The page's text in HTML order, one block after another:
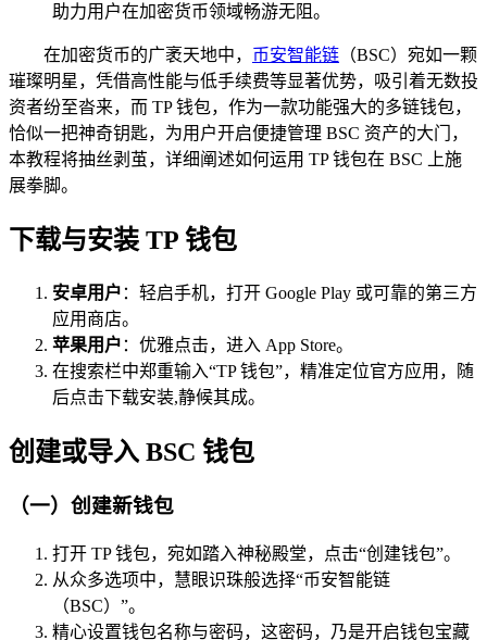
助力用户在加密货币领域畅游无阻。
在加密货币的广袤天地中， 币安智能链 （BSC）宛如一颗
璀璨明星，凭借高性能与低手续费等显著优势，吸引着无数投
资者纷至沓来，而 TP 钱包，作为一款功能强大的多链钱包，
恰似一把神奇钥匙，为用户开启便捷管理 BSC 资产的大门，
本教程将抽丝剥茧，详细阐述如何运用 TP 钱包在 BSC 上施
展拳脚。
下载与安装 TP 钱包
安卓用户 ：轻启手机，打开 Google Play 或可靠的第三方
应用商店。
苹果用户 ：优雅点击，进入 App Store。
在搜索栏中郑重输入“TP 钱包”，精准定位官方应用，随
后点击下载安装,静候其成。
创建或导入 BSC 钱包
（一）创建新钱包
打开 TP 钱包，宛如踏入神秘殿堂，点击“创建钱包”。
从众多选项中，慧眼识珠般选择“币安智能链
（BSC）”。
精心设置钱包名称与密码，这密码，乃是开启钱包宝藏